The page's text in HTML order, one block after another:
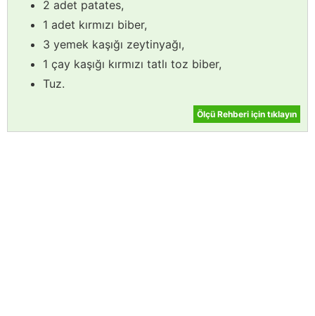
2 adet patates,
1 adet kırmızı biber,
3 yemek kaşığı zeytinyağı,
1 çay kaşığı kırmızı tatlı toz biber,
Tuz.
Ölçü Rehberi için tıklayın